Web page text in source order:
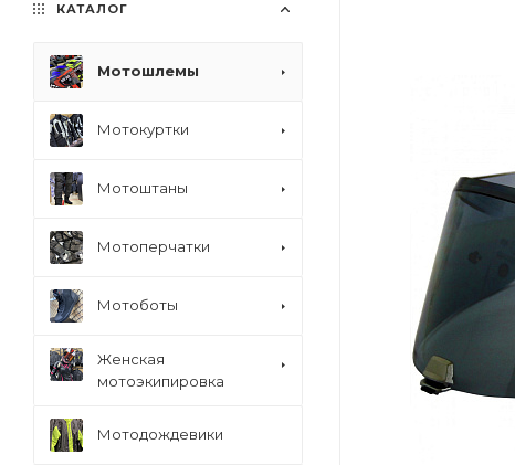
КАТАЛОГ
Мотошлемы
Мотокуртки
Мотоштаны
Мотоперчатки
Мотоботы
Женская
мотоэкипировка
Мотодождевики